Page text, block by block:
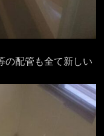
の配管も全て新しい